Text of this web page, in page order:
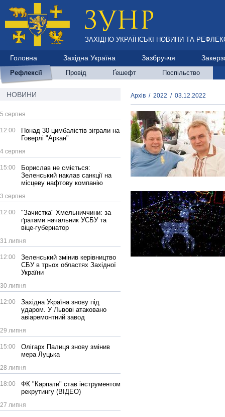
ЗАХІДНО-УКРАЇНСЬКІ НОВИНИ ТА
Головна Західна Україна Зазбруччя
Рефлексії Провід Ґешефт Поспільство
НОВИНИ
5 серпня
12:00
Понад 30 цимбалістів зіграли на
Говерлі "Аркан"
4 серпня
15:00
Борислав не сміється:
Зеленський наклав санкції на
місцеву нафтову компанію
3 серпня
12:00
"Зачистка" Хмельниччини: за
ґратами начальник УСБУ та
віце-губернатор
31 липня
12:00
Зеленський змінив керівництво
СБУ в трьох областях Західної
України
30 липня
12:00
Західна Україна знову під
ударом. У Львові атаковано
авіаремонтний завод
29 липня
15:00
Олігарх Палиця знову змінив
мера Луцька
28 липня
18:00
ФК "Карпати" став інструментом
рекрутингу (ВІДЕО)
27 липня
Архів / 2022 / 03.12.2022